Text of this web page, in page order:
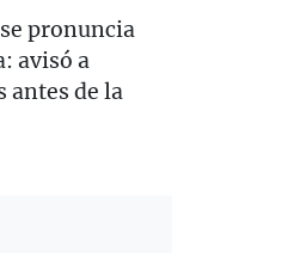
pronuncia
avisó a
antes de la